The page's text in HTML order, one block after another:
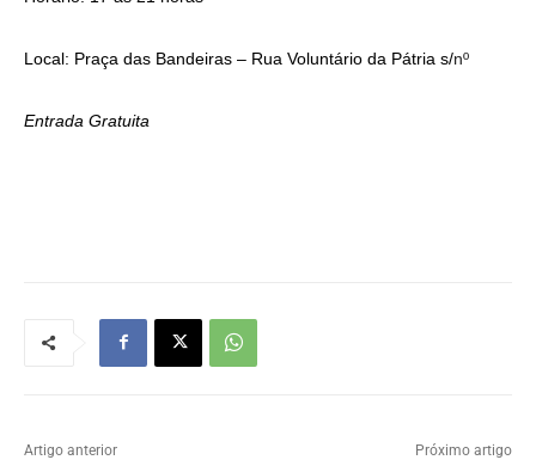
Local: Praça das Bandeiras – Rua Voluntário da Pátria s/nº
Entrada Gratuita
Artigo anterior Próximo artigo